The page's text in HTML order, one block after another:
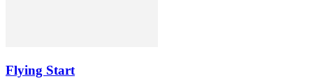
Flying Start